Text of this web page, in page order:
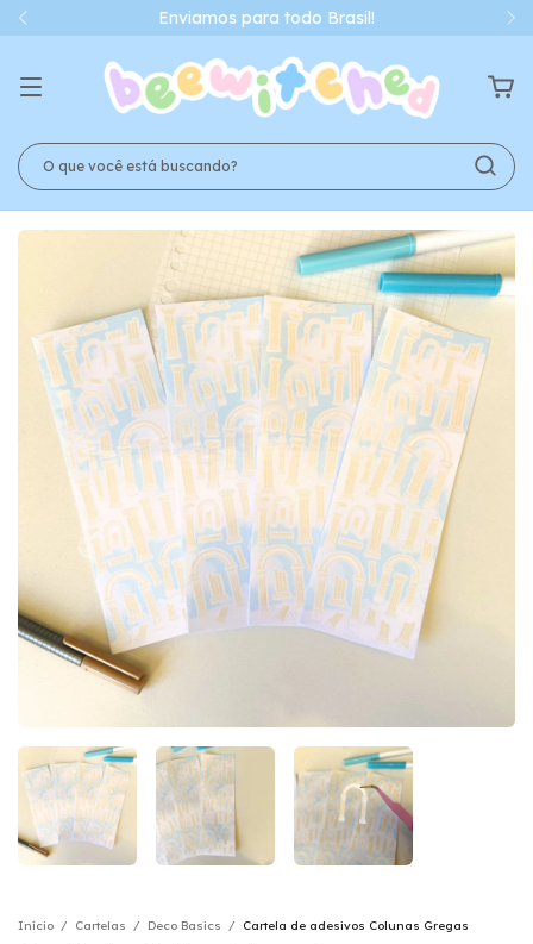
Enviamos para todo Brasil!
Início / Cartelas / Deco Basics / Cartela de adesivos Colunas Gregas